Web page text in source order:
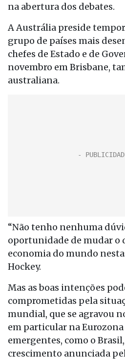
na abertura dos debates.
A Austrália preside
grupo de países mais
chefes de Estado e de
novembro em Brisbane,
australiana.
“Não tenho nenhuma
oportunidade de mudar o
economia do mundo
Hockey.
Mas as boas intenções
comprometidas pela
mundial, que se agravou
em particular na Eurozona
emergentes, como o
crescimento anunciada